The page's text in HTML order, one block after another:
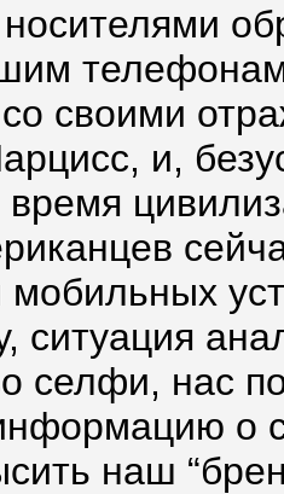
своими
и,
время
ситуация
селфи, нас
о
наш